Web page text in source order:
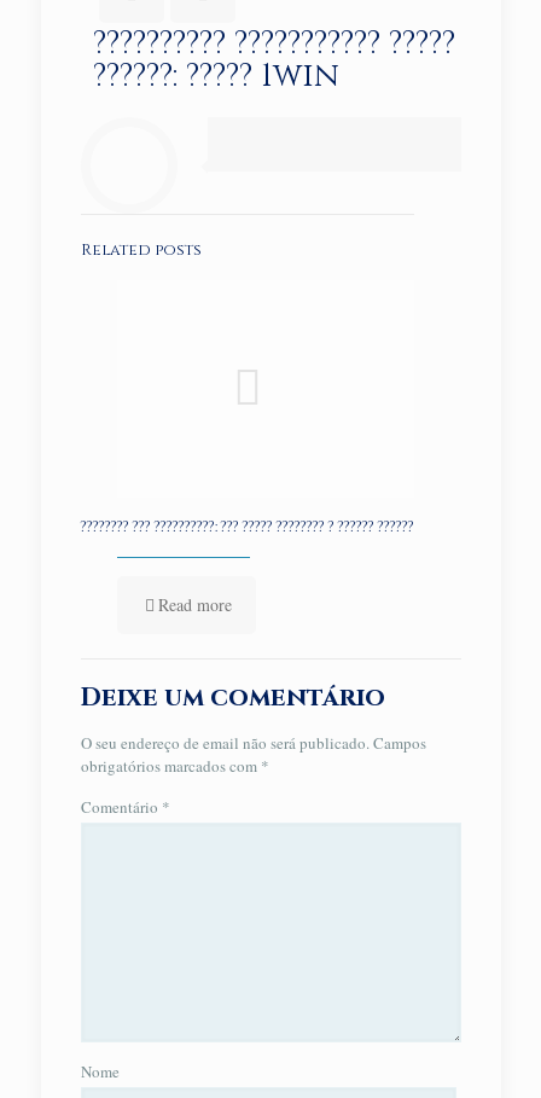
?????????? ??????????? ?????
??????: ????? 1win
Related posts
???????? ??? ??????????: ??? ????? ???????? ? ?????? ??????
Read more
Deixe um comentário
O seu endereço de email não será publicado.Campos
obrigatórios marcados com *
Comentário *
Nome